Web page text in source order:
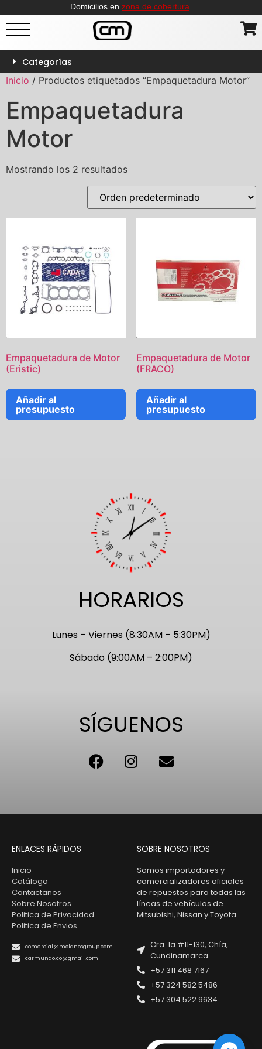
Domicilios en zona de cobertura
Categorías
Inicio / Productos etiquetados “Empaquetadura Motor”
Empaquetadura
Motor
Mostrando los 2 resultados
Empaquetadura de Motor
(Eristic)
Añadir al
presupuesto
Empaquetadura de Motor
(FRACO)
Añadir al
presupuesto
HORARIOS
Lunes – Viernes (8:30AM – 5:30PM)
Sábado (9:00AM – 2:00PM)
SÍGUENOS
ENLACES RÁPIDOS
Inicio
Catálogo
Contactanos
Sobre Nosotros
Politica de Privacidad
Politica de Envios
comercial@molanosgroup.com
carmundo.co@gmail.com
SOBRE NOSOTROS
Somos importadores y
comercializadores oficiales
de repuestos para todas las
líneas de vehículos de
Mitsubishi, Nissan y Toyota.
Cra. 1a #11-130, Chía,
Cundinamarca
+57 311 468 7167
+57 324 582 5486
+57 304 522 9634